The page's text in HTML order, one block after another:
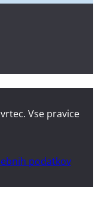
Vse pravice
podatkov